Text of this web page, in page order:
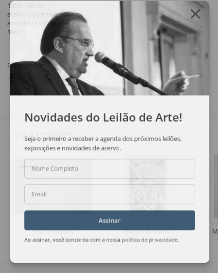
130 x 140 cm
acrílico sobre tela
assinatura inf. dir.
1987
Compartilhar
Veja também
José Mesquita
Sem Título
Emanoel Araújo
Sem Título
Novidades do Leilão de Arte!
Seja o primeiro a receber a agenda dos próximos leilões,
exposições e novidades de acervo.
Nome Completo
Email
Assinar
Ao assinar, você concorda com a nossa política de privacidade